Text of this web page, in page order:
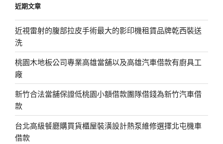
字:
近期文章
近視雷射的腹部拉皮手術最大的影印機租賃品牌乾西裝送
洗
桃園木地板公司專業高雄當舖以及高雄汽車借款有廚具工
廠
新竹合法當舖保證低桃園小額借款團隊借錢為新竹汽車借
款
台北高級餐廳購買貨櫃屋裝潢設計熱泵維修選擇北屯機車
借款